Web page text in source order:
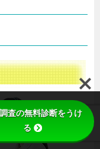
査の無料診断をうけ
る